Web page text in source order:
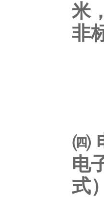
米
非
㈣
电
式